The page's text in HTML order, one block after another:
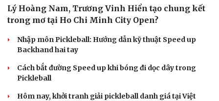
Lý Hoàng Nam, Trương Vinh Hiển tạo chung kết
trong mơ tại Ho Chi Minh City Open?
Nhập môn Pickleball: Hướng dẫn kỹ thuật Speed up
Backhand hai tay
Cách bắt đường Speed up khi bóng đi dọc dây trong
Pickleball
Hôm nay, khởi tranh giải pickleball danh giá tại Việt